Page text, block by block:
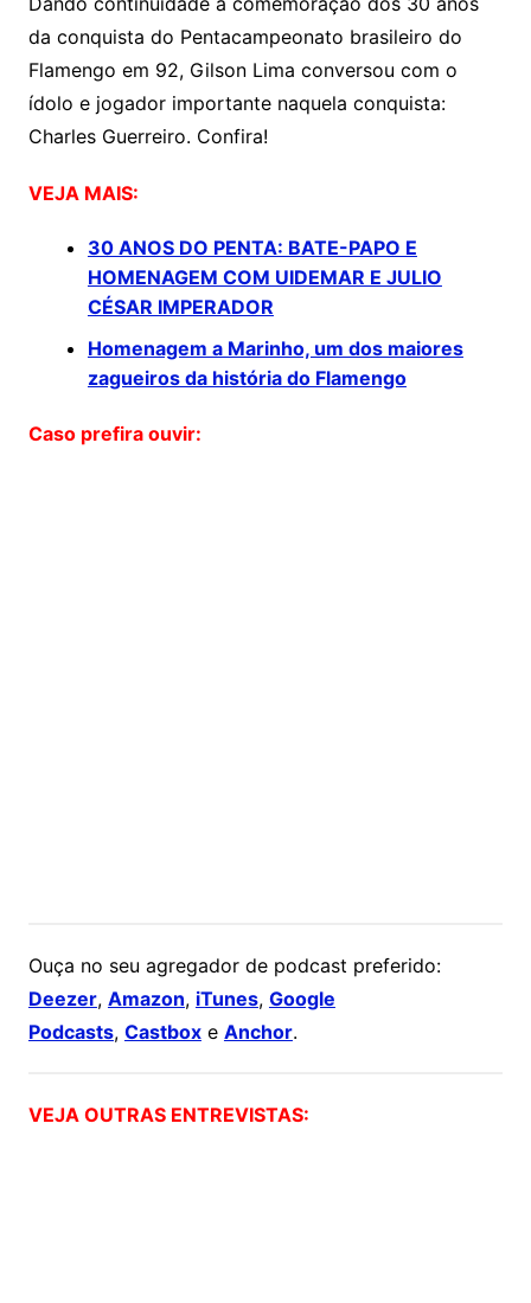
da conquista do Pentacampeonato brasileiro do
Flamengo em 92, Gilson Lima conversou com o
ídolo e jogador importante naquela conquista:
Charles Guerreiro. Confira!
VEJA MAIS:
30 ANOS DO PENTA: BATE-PAPO E
HOMENAGEM COM UIDEMAR E JULIO
CÉSAR IMPERADOR
Homenagem a Marinho, um dos maiores
zagueiros da história do Flamengo
Caso prefira ouvir:
Ouça no seu agregador de podcast preferido:
Deezer, Amazon, iTunes, Google
Podcasts, Castboxe Anchor.
VEJA OUTRAS ENTREVISTAS: